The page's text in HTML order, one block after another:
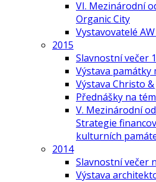
VI. Mezinárodní
Organic City
Vystavovatelé
2015
Slavnostní večer
Výstava památky
Výstava Christo
Přednášky na
V. Mezinárodní
Strategie
kulturních
2014
Slavnostní večer
Výstava